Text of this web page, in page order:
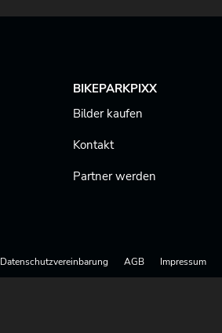
BIKEPARKPIXX
Bilder kaufen
Kontakt
Partner werden
Datenschutzvereinbarung AGB Impressum